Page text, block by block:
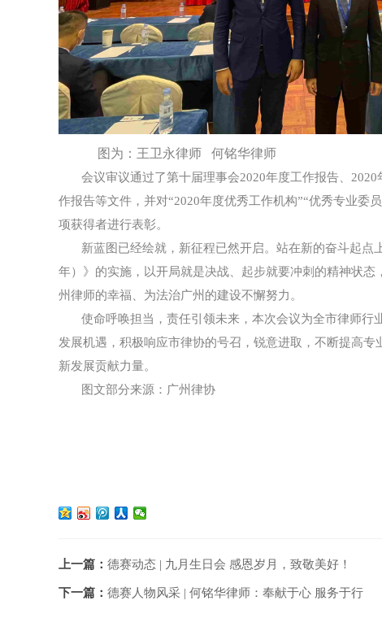
图为：王卫永律师 何铭华律师
会议审议通过了第十届理事会2020年度工作报告、
作报告等文件，并对“2020年度优秀工作机构”“优秀专业委
项获得者进行表彰。
新蓝图已经绘就，新征程已然开启。站在新的奋斗起
年）》的实施，以开局就是决战、起步就要冲刺的精神状
州律师的幸福、为法治广州的建设不懈努力。
使命呼唤担当，责任引领未来，本次会议为全市律师
发展机遇，积极响应市律协的号召，锐意进取，不断提高
新发展贡献力量。
图文部分来源：广州律协
上一篇： 德赛动态 | 九月生日会 感恩岁月，致敬美好！
下一篇： 德赛人物风采 | 何铭华律师：奉献于心 服务于行